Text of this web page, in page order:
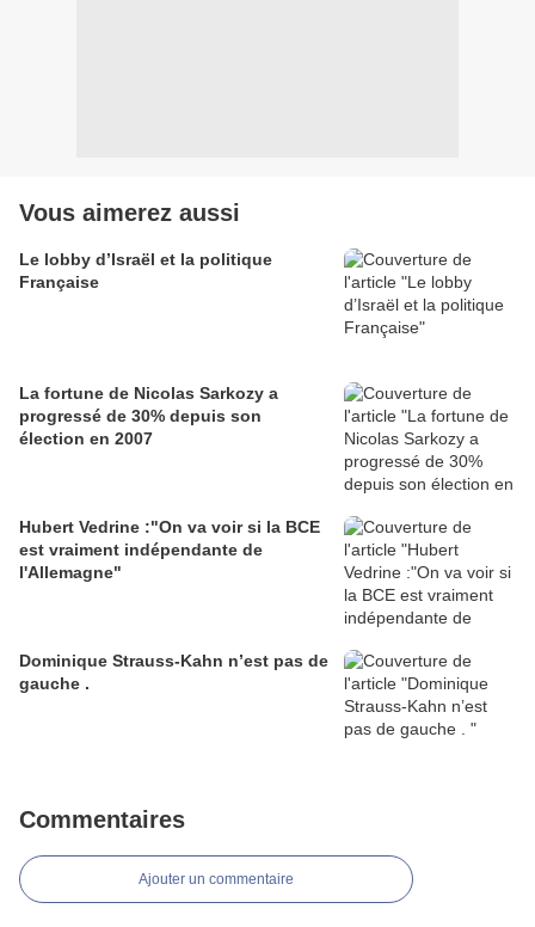
Vous aimerez aussi
Le lobby d’Israël et la politique
Française
La fortune de Nicolas Sarkozy a
progressé de 30% depuis son
élection en 2007
Hubert Vedrine :"On va voir si la BCE
est vraiment indépendante de
l'Allemagne"
Dominique Strauss-Kahn n’est pas de
gauche .
Commentaires
Ajouter un commentaire